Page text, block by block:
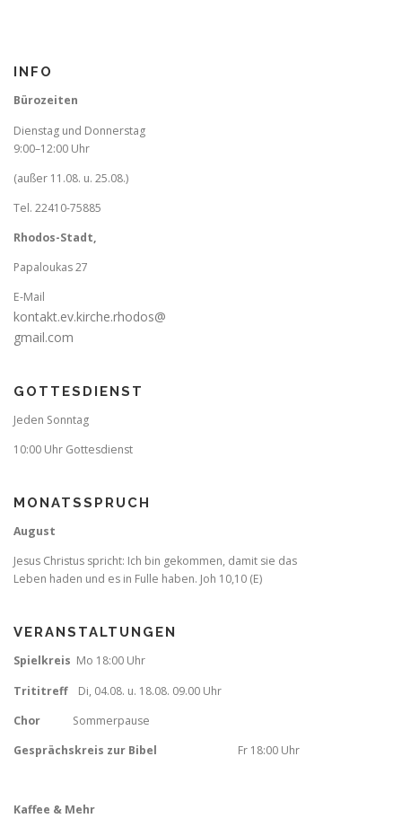
INFO
Bürozeiten
Dienstag und Donnerstag
9:00–12:00 Uhr
(außer 11.08. u. 25.08.)
Tel. 22410-75885
Rhodos-Stadt,
Papaloukas 27
E-Mail
kontakt.ev.kirche.rhodos@
gmail.com
GOTTESDIENST
Jeden Sonntag
10:00 Uhr Gottesdienst
MONATSSPRUCH
August
Jesus Christus spricht: Ich bin gekommen, damit sie das
Leben haden und es in Fulle haben. Joh 10,10 (E)
VERANSTALTUNGEN
Spielkreis Mo 18:00 Uhr
TrititreffDi, 04.08. u. 18.08. 09.00 Uhr
Chor Sommerpause
Gesprächskreis zur Bibel Fr 18:00 Uhr
Kaffee & Mehr